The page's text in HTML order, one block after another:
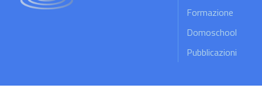
Formazione
Domoschool
Pubblicazioni